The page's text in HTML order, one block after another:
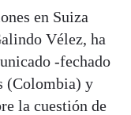
en Suiza
Vélez, ha
-fechado
(Colombia) y
la cuestión de